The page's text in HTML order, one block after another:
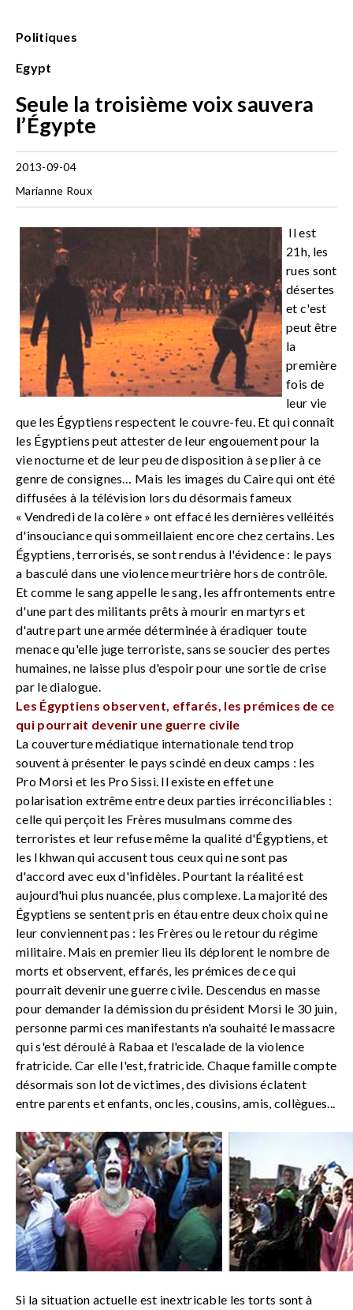
Politiques
Egypt
Seule la troisième voix sauvera
l’Égypte
2013-09-04
Marianne Roux
Il est
21h, les
rues sont
désertes
et c'est
peut être
la
première
fois de
leur vie
que les Égyptiens respectent le couvre-feu. Et qui connaît
les Égyptiens peut attester de leur engouement pour la
vie nocturne et de leur peu de disposition à se plier à ce
genre de consignes… Mais les images du Caire qui ont été
diffusées à la télévision lors du désormais fameux
« Vendredi de la colère » ont effacé les dernières velléités
d'insouciance qui sommeillaient encore chez certains. Les
Égyptiens, terrorisés, se sont rendus à l'évidence : le pays
a basculé dans une violence meurtrière hors de contrôle.
Et comme le sang appelle le sang, les affrontements entre
d'une part des militants prêts à mourir en martyrs et
d'autre part une armée déterminée à éradiquer toute
menace qu'elle juge terroriste, sans se soucier des pertes
humaines, ne laisse plus d'espoir pour une sortie de crise
par le dialogue.
Les Égyptiens observent, effarés, les prémices de ce
qui pourrait devenir une guerre civile
La couverture médiatique internationale tend trop
souvent à présenter le pays scindé en deux camps : les
Pro Morsi et les Pro Sissi. Il existe en effet une
polarisation extrême entre deux parties irréconciliables :
celle qui perçoit les Frères musulmans comme des
terroristes et leur refuse même la qualité d'Égyptiens, et
les Ikhwan qui accusent tous ceux qui ne sont pas
d'accord avec eux d'infidèles. Pourtant la réalité est
aujourd'hui plus nuancée, plus complexe. La majorité des
Égyptiens se sentent pris en étau entre deux choix qui ne
leur conviennent pas : les Frères ou le retour du régime
militaire. Mais en premier lieu ils déplorent le nombre de
morts et observent, effarés, les prémices de ce qui
pourrait devenir une guerre civile. Descendus en masse
pour demander la démission du président Morsi le 30 juin,
personne parmi ces manifestants n'a souhaité le massacre
qui s'est déroulé à Rabaa et l'escalade de la violence
fratricide. Car elle l'est, fratricide. Chaque famille compte
désormais son lot de victimes, des divisions éclatent
entre parents et enfants, oncles, cousins, amis, collègues...
Si la situation actuelle est inextricable les torts sont à